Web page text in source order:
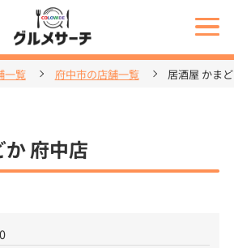
一覧 府中市の店舗一覧 居酒屋 かま
府中店